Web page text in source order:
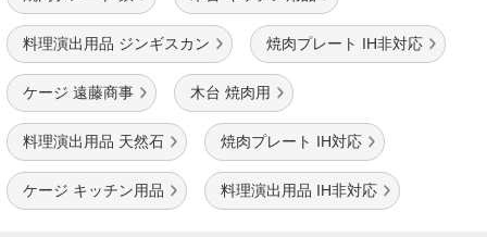
料理演出用品 ジンギスカン 焼肉プレート IH非対応
ケージ 遠藤商事 木台 焼肉用
料理演出用品 天然石 焼肉プレート IH対応
ケージ キッチン用品 料理演出用品 IH非対応